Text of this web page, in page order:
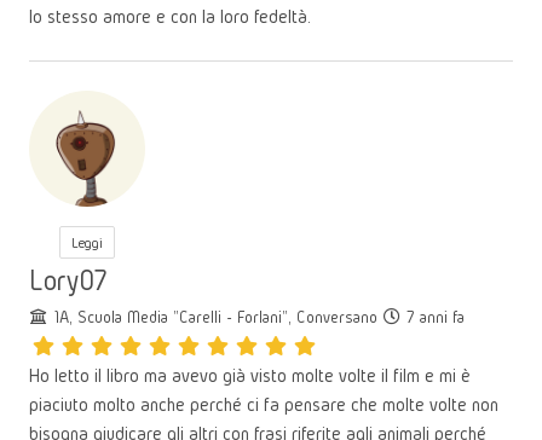
lo stesso amore e con la loro fedeltà.
Leggi
Lory07
1A, Scuola Media "Carelli - Forlani", Conversano 7 anni fa
Ho letto il libro ma avevo già visto molte volte il film e mi è
piaciuto molto anche perché ci fa pensare che molte volte non
bisogna giudicare gli altri con frasi riferite agli animali perché